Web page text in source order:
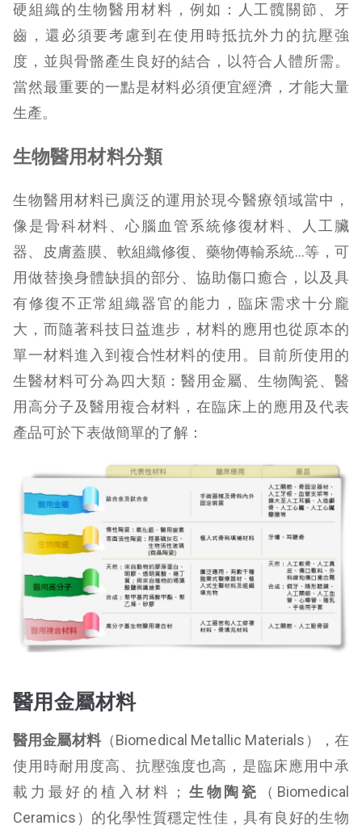
硬組織的生物醫用材料，例如：人工髖關節、牙
齒，還必須要考慮到在使用時抵抗外力的抗壓強
度，並與骨骼產生良好的結合，以符合人體所需。
當然最重要的一點是材料必須便宜經濟，才能大量
生產。
生物醫用材料分類
生物醫用材料已廣泛的運用於現今醫療領域當中，
像是骨科材料、心腦血管系統修復材料、人工臟
器、皮膚蓋膜、軟組織修復、藥物傳輸系統…等，可
用做替換身體缺損的部分、協助傷口癒合，以及具
有修復不正常組織器官的能力，臨床需求十分龐
大，而隨著科技日益進步，材料的應用也從原本的
單一材料進入到複合性材料的使用。目前所使用的
生醫材料可分為四大類：醫用金屬、生物陶瓷、醫
用高分子及醫用複合材料，在臨床上的應用及代表
產品可於下表做簡單的了解：
醫用金屬材料
醫用金屬材料（Biomedical Metallic Materials），在
使用時耐用度高、抗壓強度也高，是臨床應用中承
載力最好的植入材料； 生物陶瓷
（Biomedical
Ceramics）的化學性質穩定性佳，具有良好的生物